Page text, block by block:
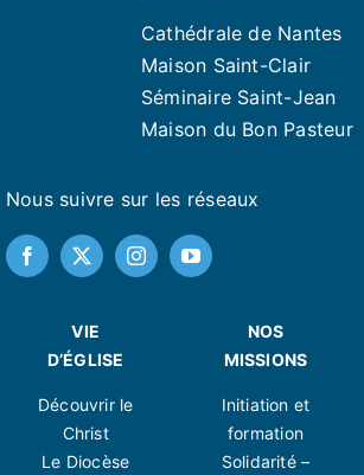
Nous suivre sur les réseaux
Cathédrale de Nantes
Maison Saint-Clair
Séminaire Saint-Jean
Maison du Bon Pasteur
VIE
D’ÉGLISE
Découvrir le
Christ
Le Diocèse
NOS
MISSIONS
Initiation et
formation
Solidarité –